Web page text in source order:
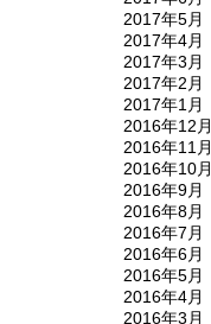
2017年5月
2017年4月
2017年3月
2017年2月
2017年1月
2016年12月
2016年11月
2016年10月
2016年9月
2016年8月
2016年7月
2016年6月
2016年5月
2016年4月
2016年3月